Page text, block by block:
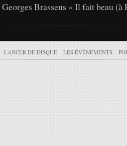
Georges Brassens « Il fait beau (à
LANCER DE DISQUE LES ÉVÉNEMENTS